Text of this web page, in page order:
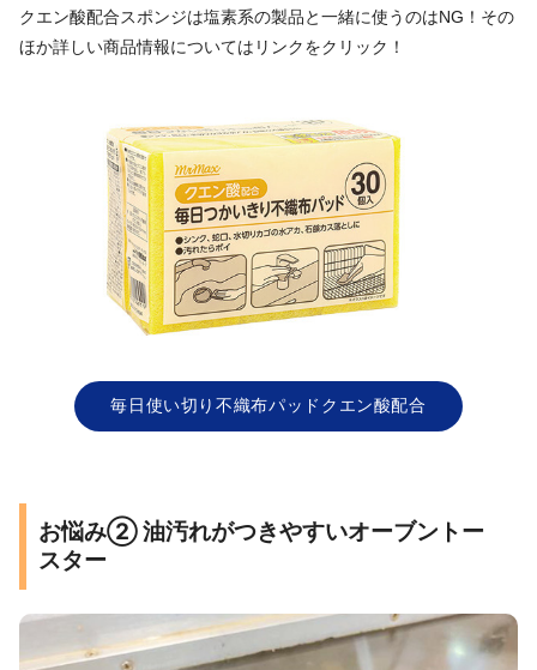
クエン酸配合スポンジは塩素系の製品と一緒に使うのはNG！その
ほか詳しい商品情報についてはリンクをクリック！
毎日使い切り不織布パッドクエン酸配合
お悩み② 油汚れがつきやすいオーブントー
スター